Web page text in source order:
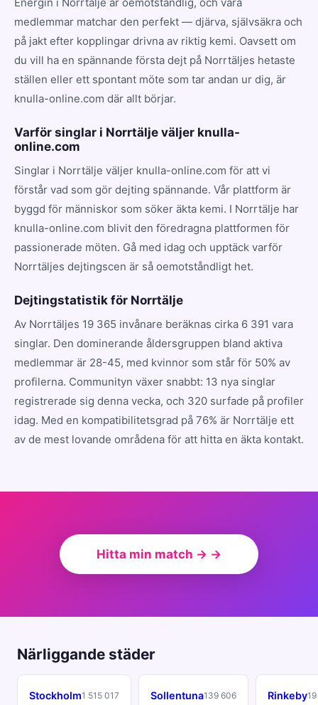
medlemmar matchar den perfekt — djärva, självsäkra och
på jakt efter kopplingar drivna av riktig kemi. Oavsett om
du vill ha en spännande första dejt på Norrtäljes hetaste
ställen eller ett spontant möte som tar andan ur dig, är
knulla-online.com där allt börjar.
Varför singlar i Norrtälje väljer knulla-
online.com
Singlar i Norrtälje väljer knulla-online.com för att vi
förstår vad som gör dejting spännande. Vår plattform är
byggd för människor som söker äkta kemi. I Norrtälje har
knulla-online.com blivit den föredragna plattformen för
passionerade möten. Gå med idag och upptäck varför
Norrtäljes dejtingscen är så oemotståndligt het.
Dejtingstatistik för Norrtälje
Av Norrtäljes 19 365 invånare beräknas cirka 6 391 vara
singlar. Den dominerande åldersgruppen bland aktiva
medlemmar är 28-45, med kvinnor som står för 50% av
profilerna. Communityn växer snabbt: 13 nya singlar
registrerade sig denna vecka, och 320 surfade på profiler
idag. Med en kompatibilitetsgrad på 76% är Norrtälje ett
av de mest lovande områdena för att hitta en äkta kontakt.
Hitta min match → →
Närliggande städer
Stockholm1 515 017 Sollentuna139 606 Rinkeby